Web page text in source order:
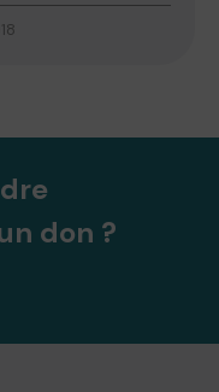
don ?